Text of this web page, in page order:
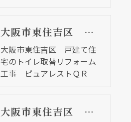
大阪市東住吉区 戸建て住宅のトイレ取替リフォーム工事 ピュアレストＱＲ
大阪市東住吉区 戸建て住
宅のトイレ取替リフォーム
工事 ピュアレストＱＲ
大阪市東住吉区 戸建て住宅の戸建て住宅のトイレ取替リフォーム工事 ピュアレストＱＲ